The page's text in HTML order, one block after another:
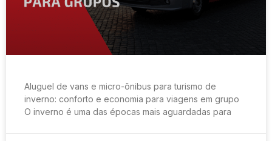
Aluguel de vans e micro-ônibus para turismo de
inverno: conforto e economia para viagens em grupo
O inverno é uma das épocas mais aguardadas para